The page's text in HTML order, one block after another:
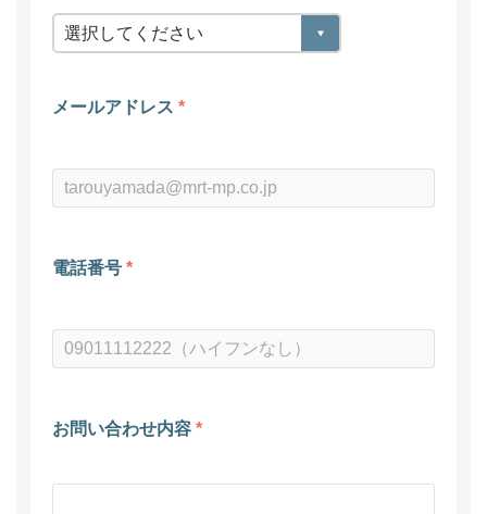
メールアドレス *
電話番号 *
お問い合わせ内容 *